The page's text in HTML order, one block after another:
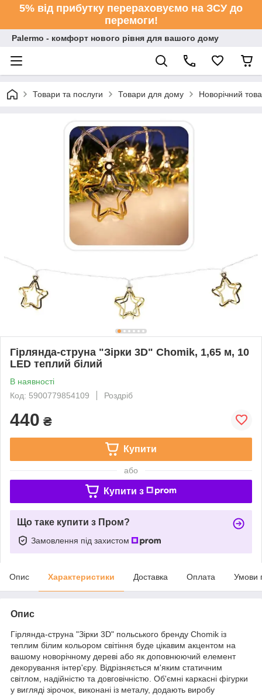
5% від прибутку перераховуємо на ЗСУ до
перемоги!
Palermo - комфорт нового рівня для вашого дому
Товари та послуги Товари для дому Новорічний
Гірлянда-струна "Зірки 3D" Chomik, 1,65 м, 10
LED теплий білий
В наявності
Код: 5900779854109
Роздріб
440 ₴
Купити
або
Купити з
Що таке купити з Пром?
Замовлення під захистом
Опис Характеристики Доставка Оплата Умови
Опис
Гірлянда-струна "Зірки 3D" польського бренду Chomik із
теплим білим кольором світіння буде цікавим акцентом на
вашому новорічному дереві або як доповнюючий елемент
декорування інтер'єру. Відрізняється м'яким статичним
світлом, надійністю та довговічністю. Об'ємні каркасні фігурки
у вигляді зірочок, виконані із металу, додають виробу